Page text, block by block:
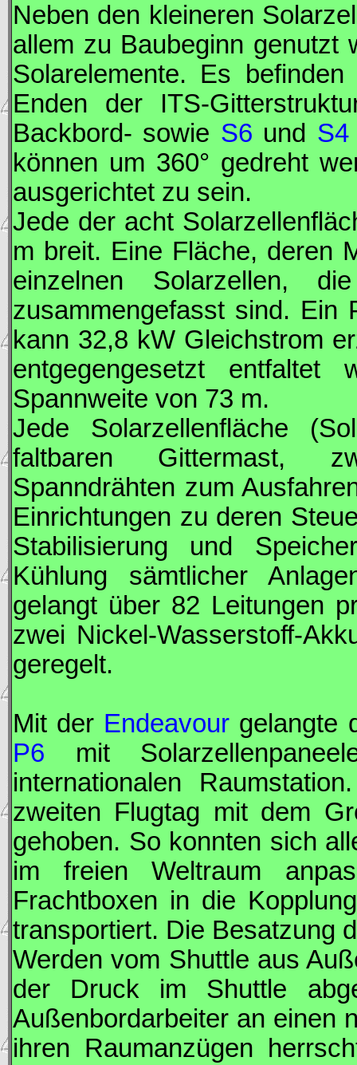
Neben den kleineren
allem zu Baubeginn genutzt
Solarelemente. Es
Enden der ITS-
Backbord- sowie S6 und S4
können um 360° gedreht
ausgerichtet zu sein.
Jede der acht
m breit. Eine Fläche, deren
einzelnen Solarzellen,
zusammengefasst sind. Ein
kann 32,8 kW Gleichstrom
entgegengesetzt
Spannweite von 73 m.
Jede Solarzellenfläche
faltbaren Gittermast,
Spanndrähten zum
Einrichtungen zu deren
Stabilisierung und
Kühlung sämtlicher
gelangt über 82 Leitungen
zwei Nickel-Wasserstoff-
geregelt.
Mit der Endeavour gelangte
P6 mit
internationalen
zweiten Flugtag mit dem
gehoben. So konnten sich
im freien Weltraum
Frachtboxen in die
transportiert. Die Besatzung
Werden vom Shuttle aus
der Druck im Shuttle
Außenbordarbeiter an einen
ihren Raumanzügen